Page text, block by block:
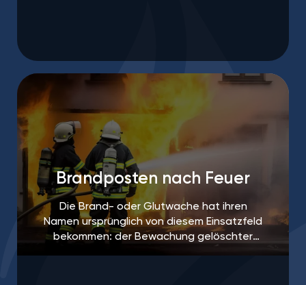
Brandposten nach Feuer
Die Brand- oder Glutwache hat ihren
Namen ursprünglich von diesem Einsatzfeld
bekommen: der Bewachung gelöschter